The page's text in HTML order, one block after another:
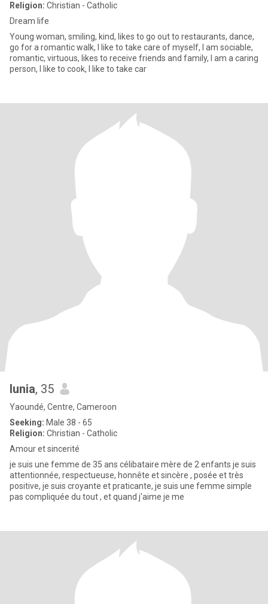
Religion: Christian - Catholic
Dream life
Young woman, smiling, kind, likes to go out to restaurants, dance,
go for a romantic walk, I like to take care of myself, I am sociable,
romantic, virtuous, likes to receive friends and family, I am a caring
person, I like to cook, I like to take car
lunia, 35
Yaoundé, Centre, Cameroon
Seeking: Male 38 - 65
Religion: Christian - Catholic
Amour et sincerité
je suis une femme de 35 ans célibataire mère de 2 enfants je suis
attentionnée, respectueuse, honnête et sincère , posée et très
positive, je suis croyante et praticante, je suis une femme simple
pas compliquée du tout , et quand j'aime je me